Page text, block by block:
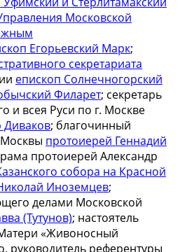
Московской
Егорьевский Марк;
секретариата
епископ Солнечногорский
Филарет; секретарь
и всея Руси по г. Москве
Диваков; благочинный
Москвы протоиерей Геннадий
протоиерей Александр
собора на Красной
Иноземцев;
делами Московской
(Тутунов); настоятель
«Живоносный
руководитель референтуры